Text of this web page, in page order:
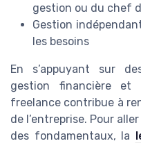
gestion ou du chef
Gestion
les besoins
En s’appuyant sur
gestion financière
freelance contribue à
de l’entreprise. Pour
des fondamentaux, la